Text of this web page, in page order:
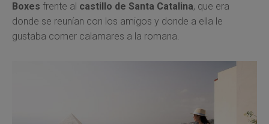
Boxes frente al castillo de Santa Catalina, que era
donde se reunían con los amigos y donde a ella le
gustaba comer calamares a la romana.